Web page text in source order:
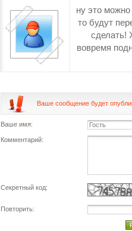
ну это можно
то будут
сделать!
вовремя
Ваше сообщение будет
Ваше имя:
Комментарий:
Секретный код:
Повторить: